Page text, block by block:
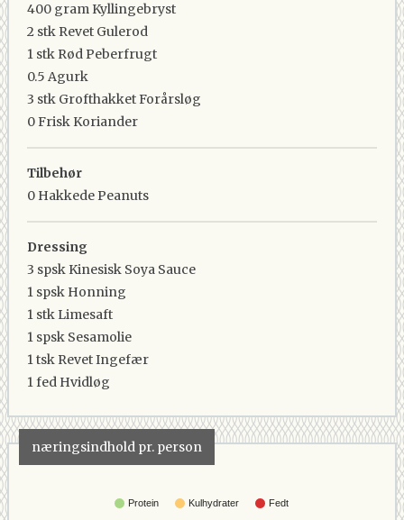
400 gram Kyllingebryst
2 stk Revet Gulerod
1 stk Rød Peberfrugt
0.5 Agurk
3 stk Grofthakket Forårsløg
0Frisk Koriander
Tilbehør
0 Hakkede Peanuts
Dressing
3 spsk Kinesisk Soya Sauce
1 spsk Honning
1 stk Limesaft
1 spsk Sesamolie
1 tsk Revet Ingefær
1 fed Hvidløg
næringsindhold pr. person
Protein Kulhydrater Fedt